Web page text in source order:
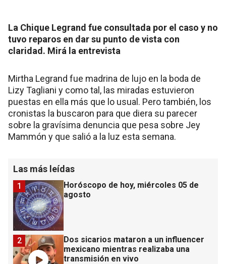
La Chique Legrand fue consultada por el caso y no
tuvo reparos en dar su punto de vista con
claridad. Mirá la entrevista
Mirtha Legrand fue madrina de lujo en la boda de
Lizy Tagliani y como tal, las miradas estuvieron
puestas en ella más que lo usual. Pero también, los
cronistas la buscaron para que diera su parecer
sobre la gravísima denuncia que pesa sobre Jey
Mammón y que salió a la luz esta semana.
Las más leídas
Horóscopo de hoy, miércoles 05 de
agosto
1
Dos sicarios mataron a un influencer
mexicano mientras realizaba una
transmisión en vivo
2